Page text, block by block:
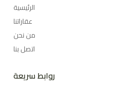
الرئيسية
عقاراتنا
من نحن
اتصل بنا
روابط سريعة